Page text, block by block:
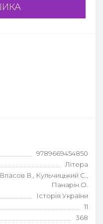
9789669454850
Літера
Власов В., Кульчицький С.,
Панарін О.
Історія України
11
368